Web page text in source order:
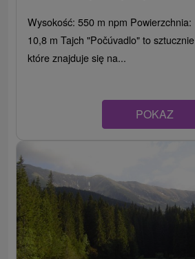
Wysokość: 550 m npm Powierzchnia:
10,8 m Tajch "Počúvadlo" to
które znajduje się na...
POKAZ